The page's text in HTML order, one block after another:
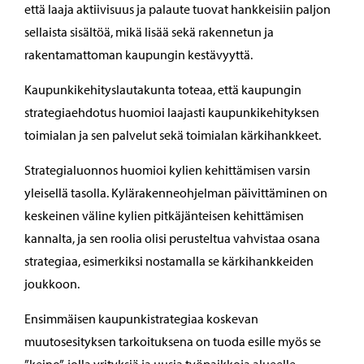
että laaja aktiivisuus ja palaute tuovat hankkeisiin paljon
sellaista sisältöä, mikä lisää sekä rakennetun ja
rakentamattoman kaupungin kestävyyttä.
Kaupunkikehityslautakunta toteaa, että kaupungin
strategiaehdotus huomioi laajasti kaupunkikehityksen
toimialan ja sen palvelut sekä toimialan kärkihankkeet.
Strategialuonnos huomioi kylien kehittämisen varsin
yleisellä tasolla. Kylärakenneohjelman päivittäminen on
keskeinen väline kylien pitkäjänteisen kehittämisen
kannalta, ja sen roolia olisi perusteltua vahvistaa osana
strategiaa, esimerkiksi nostamalla se kärkihankkeiden
joukkoon.
Ensimmäisen kaupunkistrategiaa koskevan
muutosesityksen tarkoituksena on tuoda esille myös se